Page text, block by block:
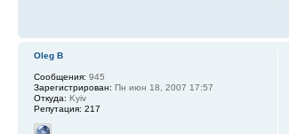
Oleg B
Сообщения: 945
Зарегистрирован: Пн июн 18, 2007 17:57
Откуда: Kyiv
Репутация: 217